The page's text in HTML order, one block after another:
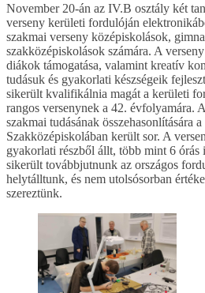
November 20-án az IV.B osztály két
verseny kerületi fordulóján
szakmai verseny középiskolások,
szakközépiskolások számára. A
diákok támogatása, valamint kreatív
tudásuk és gyakorlati készségeik
sikerült kvalifikálnia magát a kerületi
rangos versenynek a 42. évfolyamára.
szakmai tudásának összehasonlítására
Szakközépiskolában került sor. A
gyakorlati részből állt, több mint 6 órás
sikerült továbbjutnunk az országos
helytálltunk, és nem utolsósorban
szereztünk.